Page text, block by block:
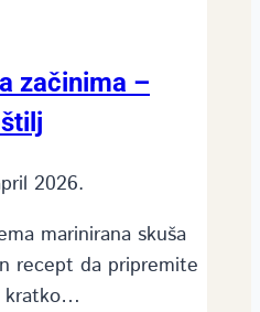
začinima –
2026.
marinirana skuša
recept da pripremite
kratko…